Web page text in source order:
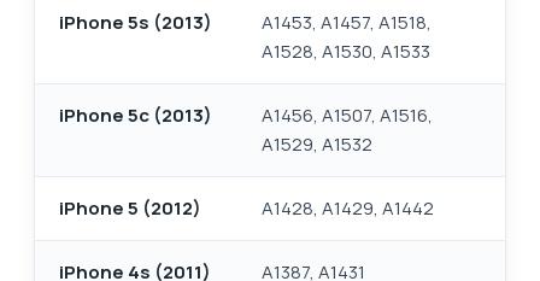
iPhone 5s (2013)
A1453, A1457, A1518,
A1528, A1530, A1533
iPhone 5c (2013)
A1456, A1507, A1516,
A1529, A1532
iPhone 5 (2012) A1428, A1429, A1442
iPhone 4s (2011) A1387, A1431